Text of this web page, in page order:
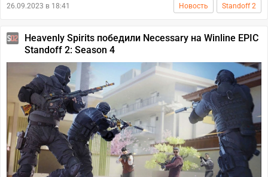
26.09.2023 в 18:41 Новость Standoff 2
Heavenly Spirits победили Necessary на Winline EPIC
Standoff 2: Season 4